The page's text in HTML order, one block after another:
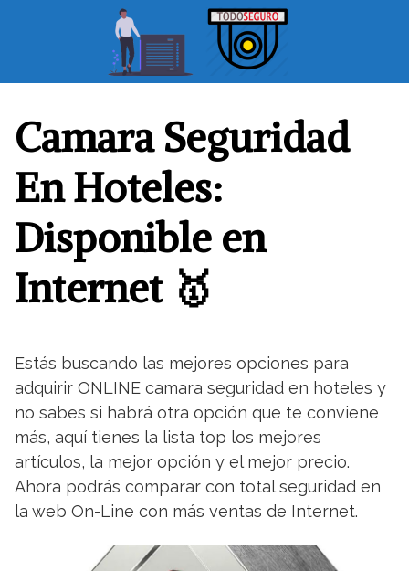
Camara Seguridad
En Hoteles:
Disponible en
Internet 🥇
Estás buscando las mejores opciones para
adquirir ONLINE camara seguridad en hoteles y
no sabes si habrá otra opción que te conviene
más, aquí tienes la lista top los mejores
artículos, la mejor opción y el mejor precio.
Ahora podrás comparar con total seguridad en
la web On-Line con más ventas de Internet.